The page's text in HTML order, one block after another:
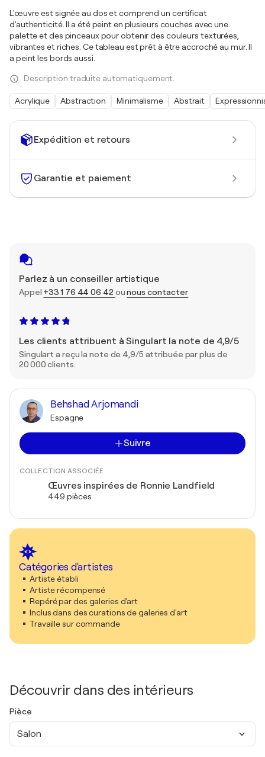
Expédition et retours
Garantie et paiement
Parlez à un conseiller artistique
Appel +33 1 76 44 06 42 ounous contacter
Les clients attribuent à Singulart la note de 4,9/5
Singulart a reçu la note de 4,9/5 attribuée par plus de
20 000 clients.
Behshad Arjomandi
Espagne
Suivre
COLLECTION ASSOCIÉE
Œuvres inspirées de Ronnie Landfield
449 pièces
Catégories d'artistes
Artiste établi
Artiste récompensé
Repéré par des galeries d'art
Inclus dans des curations de galeries d'art
Travaille sur commande
Découvrir dans des intérieurs
Pièce
Salon
L'œuvre est signée au dos et comprend un certificat
d'authenticité. Il a été peint en plusieurs couches avec une
palette et des pinceaux pour obtenir des couleurs texturées,
vibrantes et riches. Ce tableau est prêt à être accroché au mur. Il
a peint les bords aussi.
Description traduite automatiquement.
Acrylique Abstraction Minimalisme Abstrait